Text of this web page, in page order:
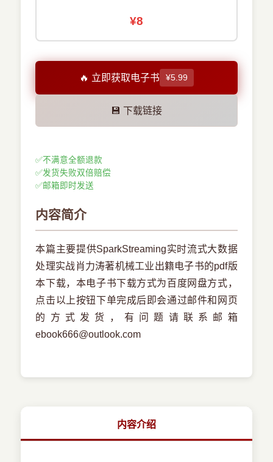
¥8
🔥 立即获取电子书 ¥5.99
💾 下载链接
✅不满意全额退款
✅发货失败双倍赔偿
✅邮箱即时发送
内容简介
本篇主要提供SparkStreaming实时流式大数据
处理实战肖力涛著机械工业出籍电子书的pdf版
本下载，本电子书下载方式为百度网盘方式，
点击以上按钮下单完成后即会通过邮件和网页
的方式发货，有问题请联系邮箱
ebook666@outlook.com
内容介绍